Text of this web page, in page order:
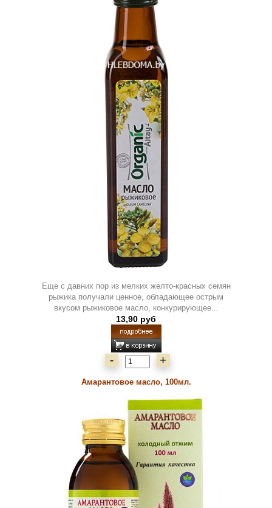
Еще с давних пор из мелких желто-красных семян
рыжика получали ценное, обладающее острым
вкусом рыжиковое масло, конкурирующее...
13,90 руб
- +
Амарантовое масло, 100мл.